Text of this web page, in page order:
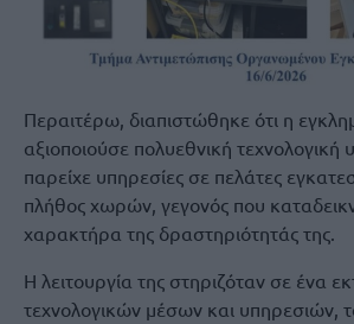
Περαιτέρω, διαπιστώθηκε ότι η
αξιοποιούσε πολυεθνική τεχνολογική
παρείχε υπηρεσίες σε πελάτες
πλήθος χωρών, γεγονός που
χαρακτήρα της δραστηριότητάς της.
Η λειτουργία της στηριζόταν σε ένα
τεχνολογικών μέσων και υπηρεσιών,